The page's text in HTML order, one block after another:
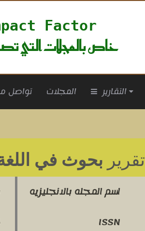
Factor
خاص بالمجلات التي
تواصل المجلات التقارير
تقرير بحوث في اللغة
اسم المجله بالانجليزيه
ISSN